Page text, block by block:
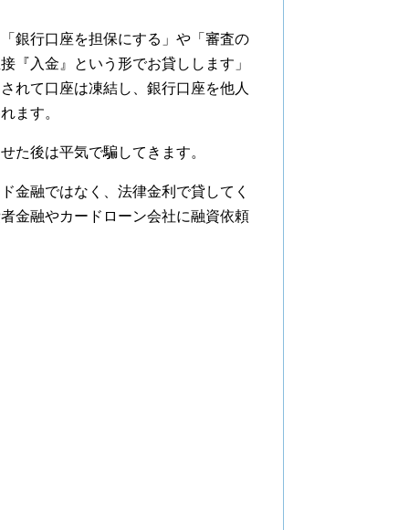
銀行口座を担保にする」や「審査の
『入金』という形でお貸しします」
れて口座は凍結し、銀行口座を他人
ます。
た後は平気で騙してきます。
金融ではなく、法律金利で貸してく
金融やカードローン会社に融資依頼